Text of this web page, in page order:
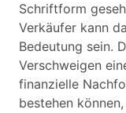
Schriftform
Verkäufer kann
Bedeutung sein.
Verschweigen
finanzielle
bestehen